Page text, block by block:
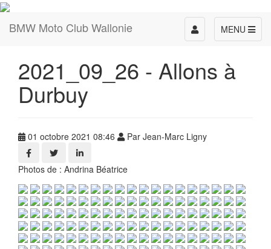
BMW Moto Club Wallonie MENU
Toggle
navigation
2021_09_26 - Allons à
Durbuy
01 octobre 2021 08:46 Par Jean-Marc Ligny
Photos de : Andrina Béatrice